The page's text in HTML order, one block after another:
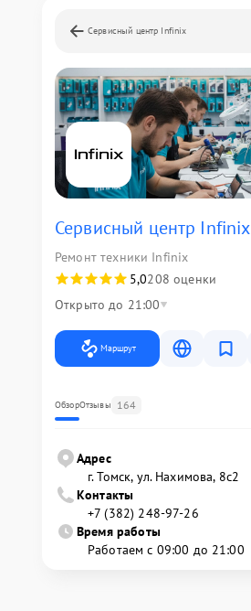
Сервисный центр Infinix
Сервисный центр Infinix
Ремонт техники Infinix
5,0208 оценки
Открыто до 21:00
Маршрут
ОбзорОтзывы 164
Адрес
г. Томск, ул. Нахимова, 8с2
Контакты
+7 (382) 248-97-26
Время работы
Работаем с 09:00 до 21:00